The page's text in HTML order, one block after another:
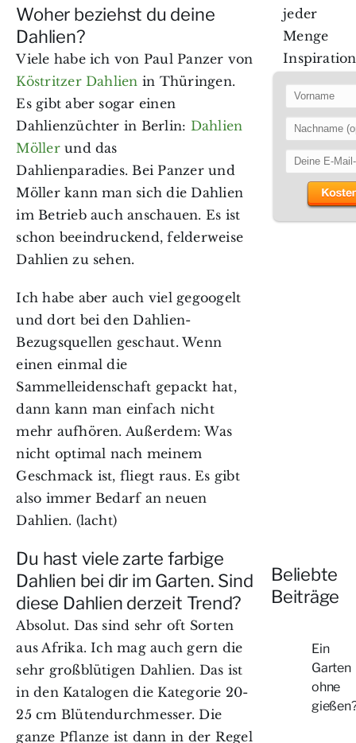
Woher beziehst du deine
Dahlien?
Viele habe ich von Paul Panzer von
Köstritzer Dahlien in Thüringen.
Es gibt aber sogar einen
Dahlienzüchter in Berlin: Dahlien
Möllerund das
Dahlienparadies. Bei Panzer und
Möllerkann man sich die Dahlien
im Betrieb auch anschauen. Es ist
schon beeindruckend, felderweise
Dahlien zu sehen.
Ich habe aber auch viel gegoogelt
und dort bei den Dahlien-
Bezugsquellen geschaut. Wenn
einen einmal die
Sammelleidenschaft gepackt hat,
dann kann man einfach nicht
mehr aufhören. Außerdem: Was
nicht optimal nach meinem
Geschmack ist, fliegt raus. Es gibt
also immer Bedarf an neuen
Dahlien. (lacht)
Du hast viele zarte farbige
Dahlien bei dir im Garten. Sind
diese Dahlien derzeit Trend?
Absolut. Das sind sehr oft Sorten
aus Afrika. Ich mag auch gern die
sehr großblütigen Dahlien. Das ist
in den Katalogen die Kategorie 20-
25 cm Blütendurchmesser. Die
ganze Pflanze ist dann in der Regel
jeder
Menge
Beliebte
Beiträge
Ein
Garten
ohne